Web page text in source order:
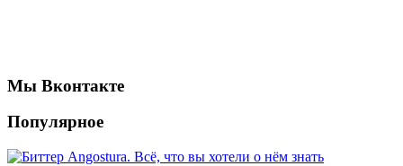
Мы Вконтакте
Популярное